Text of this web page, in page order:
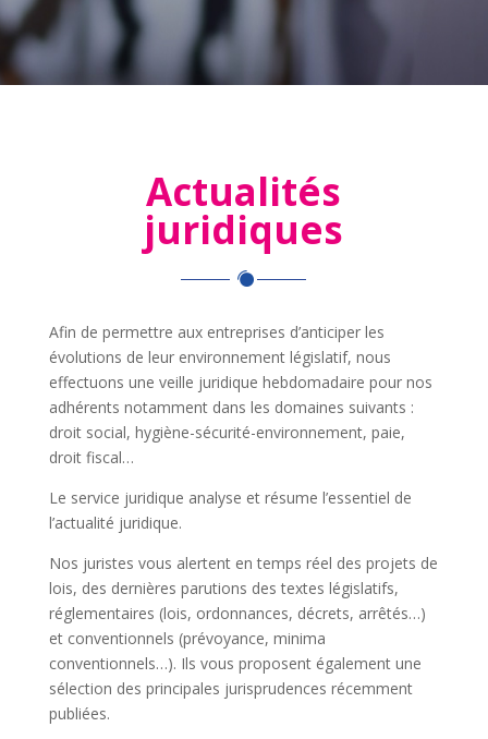
Actualités
juridiques
Afin de permettre aux entreprises d’anticiper les
évolutions de leur environnement législatif, nous
effectuons une veille juridique hebdomadaire pour nos
adhérents notamment dans les domaines suivants :
droit social, hygiène-sécurité-environnement, paie,
droit fiscal…
Le service juridique analyse et résume l’essentiel de
l’actualité juridique.
Nos juristes vous alertent en temps réel des projets de
lois, des dernières parutions des textes législatifs,
réglementaires (lois, ordonnances, décrets, arrêtés…)
et conventionnels (prévoyance, minima
conventionnels…). Ils vous proposent également une
sélection des principales jurisprudences récemment
publiées.